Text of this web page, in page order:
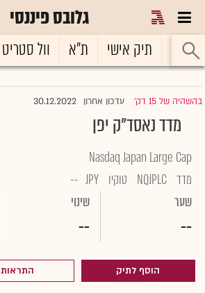
גלובס פיננסי
ראשי תיק אישי ת"א וול סטריט
בהשהיה של 15 דק' |עדכון אחרון 30.12.2022
מדד נאסד"ק יפן
Nasdaq Japan Large Cap
מדד NQJPLC טוקיו JPY
--
שער
--
שינוי
--
הוסף לתיק התראות